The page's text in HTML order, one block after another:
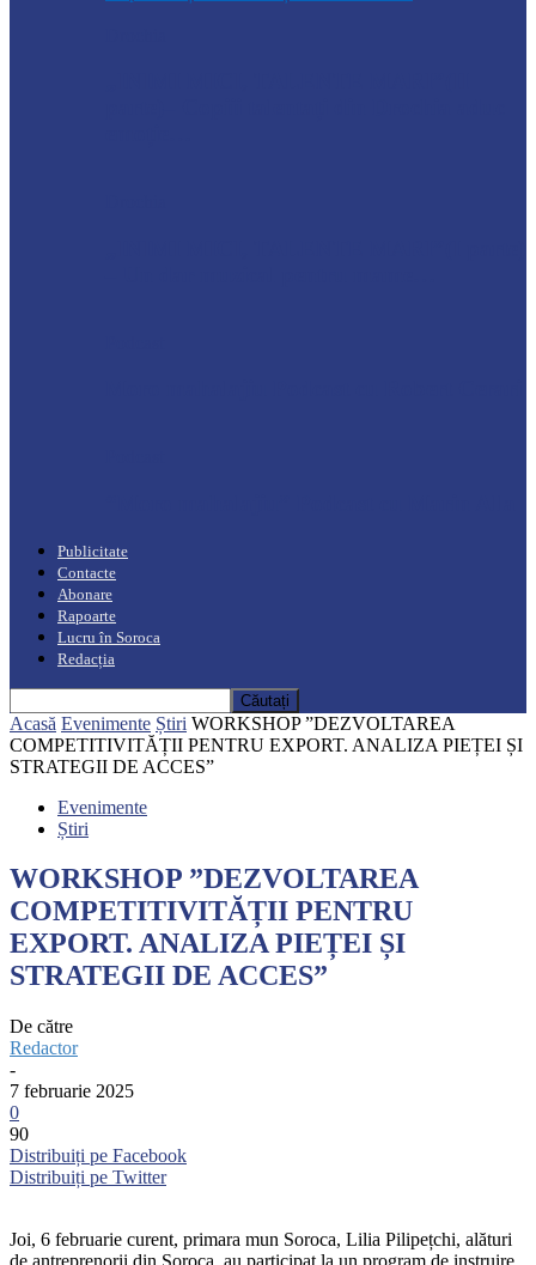
Publicitate
Contacte
Abonare
Rapoarte
Lucru în Soroca
Redacția
Acasă Evenimente Știri WORKSHOP ”DEZVOLTAREA
COMPETITIVITĂȚII PENTRU EXPORT. ANALIZA PIEȚEI ȘI
STRATEGII DE ACCES”
Evenimente
Știri
WORKSHOP ”DEZVOLTAREA
COMPETITIVITĂȚII PENTRU
EXPORT. ANALIZA PIEȚEI ȘI
STRATEGII DE ACCES”
De către
Redactor
-
7 februarie 2025
0
90
Distribuiți pe Facebook
Distribuiți pe Twitter
Joi, 6 februarie curent, primara mun Soroca, Lilia Pilipețchi, alături